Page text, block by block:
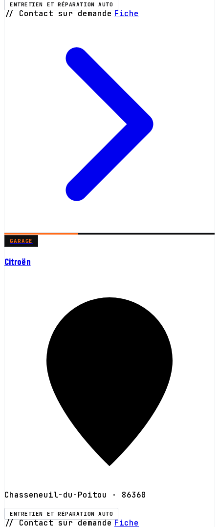
ENTRETIEN ET RÉPARATION AUTO
// Contact sur demande Fiche
GARAGE
Citroën
Chasseneuil-du-Poitou · 86360
ENTRETIEN ET RÉPARATION AUTO
// Contact sur demande Fiche